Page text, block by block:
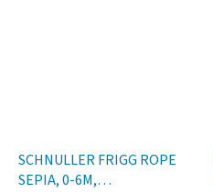
SCHNULLER FRIGG ROPE
SEPIA, 0-6M,